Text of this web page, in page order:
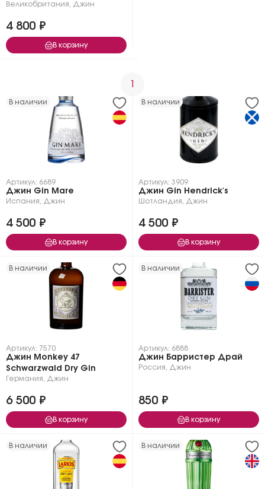
Великобритания Джин
4 800 ₽
В корзину
1
В наличии
Артикул: 6689
Джин Gin Mare
Испания Джин
4 500 ₽
В корзину
В наличии
Артикул: 3909
Джин Gin Hendrick's
Шотландия Джин
4 500 ₽
В корзину
В наличии
Артикул: 7570
Джин Monkey 47
Schwarzwald Dry Gin
Германия Джин
6 500 ₽
В корзину
В наличии
Артикул: 6888
Джин Барристер Драй
Россия Джин
850 ₽
В корзину
В наличии В наличии